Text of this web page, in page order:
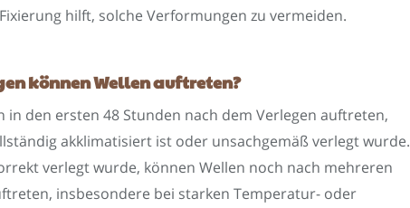
hilft, solche Verformungen zu vermeiden.
können Wellen auftreten?
in den ersten 48 Stunden nach dem Verlegen auftreten,
akklimatisiert ist oder unsachgemäß verlegt wurde.
verlegt wurde, können Wellen noch nach mehreren
insbesondere bei starken Temperatur- oder